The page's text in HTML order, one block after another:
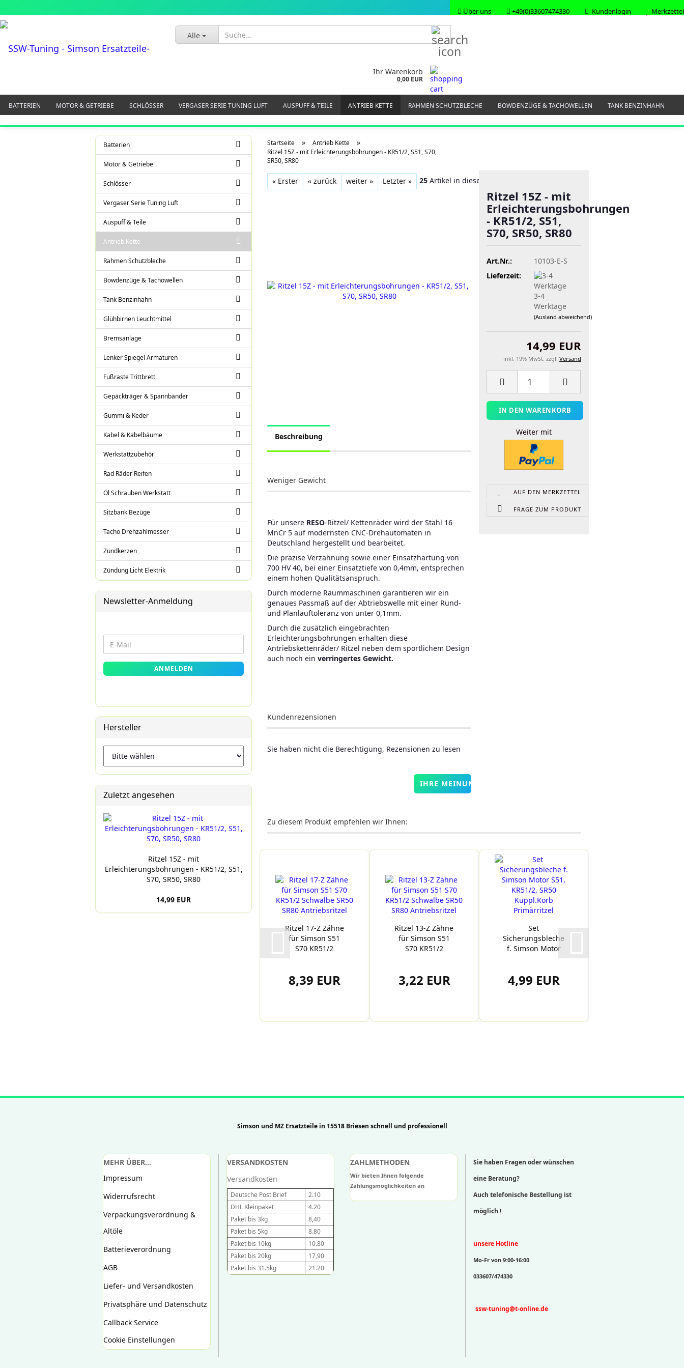
Über uns +49(0)33607474330 Kundenlogin Merkzettel
Alle
Ihr Warenkorb
0,00 EUR
BATTERIEN MOTOR & GETRIEBE SCHLÖSSER VERGASER SERIE TUNING LUFT AUSPUFF & TEILE ANTRIEB KETTE RAHMEN SCHUTZBLECHE BOWDENZÜGE & TACHOWELLEN TANK BENZINHAHN
GLÜHBIRNEN LEUCHTMITTEL BREMSANLAGE LENKER SPIEGEL ARMATUREN FUSSRASTE TRITTBRETT GEPÄCKTRÄGER & SPANNBÄNDER GUMMI & KEDER KABEL & KABELBÄUME WERKSTATTZUBEHÖR
ÖL SCHRAUBEN WERKSTATT TACHO DREHZAHLMESSER ZÜNDKERZEN
Startseite » Antrieb Kette »
Ritzel 15Z - mit Erleichterungsbohrungen - KR51/2, S51, S70,
SR50, SR80
« Erster « zurück weiter » Letzter » 25 Artikel in dieser Kategorie
Ritzel 15Z - mit
Erleichterungsbohrungen
- KR51/2, S51,
S70, SR50, SR80
Art.Nr.:
10103-E-S
Lieferzeit:
3-4
Werktage
(Ausland abweichend)
14,99 EUR
inkl. 19% MwSt. zzgl. Versand
Weiter mit
AUF DEN MERKZETTEL
FRAGE ZUM PRODUKT
Beschreibung
Weniger Gewicht
Für unsere RESO-Ritzel/ Kettenräder wird der Stahl 16
MnCr 5 auf modernsten CNC-Drehautomaten in
Deutschland hergestellt und bearbeitet.
Die präzise Verzahnung sowie einer Einsatzhärtung von
700 HV 40, bei einer Einsatztiefe von 0,4mm, entsprechen
einem hohen Qualitätsanspruch.
Durch moderne Räummaschinen garantieren wir ein
genaues Passmaß auf der Abtriebswelle mit einer Rund-
und Planlauftoleranz von unter 0,1mm.
Durch die zusätzlich eingebrachten
Erleichterungsbohrungen erhalten diese
Antriebskettenräder/ Ritzel neben dem sportlichem Design
auch noch einverringertes Gewicht.
Kundenrezensionen
Sie haben nicht die Berechtigung, Rezensionen zu lesen
IHRE MEINUNG
Zu diesem Produkt empfehlen wir Ihnen:
Ritzel 17-Z Zähne
für Simson S51
S70 KR51/2
8,39 EUR
Ritzel 13-Z Zähne
für Simson S51
S70 KR51/2
3,22 EUR
Set
Sicherungsbleche
f. Simson Motor
4,99 EUR
Batterien
Motor & Getriebe
Schlösser
Vergaser Serie Tuning Luft
Auspuff & Teile
Antrieb Kette
Rahmen Schutzbleche
Bowdenzüge & Tachowellen
Tank Benzinhahn
Glühbirnen Leuchtmittel
Bremsanlage
Lenker Spiegel Armaturen
Fußraste Trittbrett
Gepäckträger & Spannbänder
Gummi & Keder
Kabel & Kabelbäume
Werkstattzubehör
Rad Räder Reifen
Öl Schrauben Werkstatt
Sitzbank Bezüge
Tacho Drehzahlmesser
Zündkerzen
Zündung Licht Elektrik
Newsletter-Anmeldung
ZUR
NEWSLETTER-
E-
Mail
ANMELDEN
Hersteller
Zuletzt angesehen
Ritzel 15Z - mit
Erleichterungsbohrungen - KR51/2, S51,
S70, SR50, SR80
14,99 EUR
Simson und MZ Ersatzteile in 15518 Briesen schnell und professionell
MEHR ÜBER...
Impressum
Widerrufsrecht
Verpackungsverordnung &
Altöle
Batterieverordnung
AGB
Liefer- und Versandkosten
Privatsphäre und Datenschutz
Callback Service
Cookie Einstellungen
VERSANDKOSTEN
Versandkosten
Deutsche Post Brief
2.10
DHL Kleinpaket
4.20
Paket bis 3kg
8,40
Paket bis 5kg
8.80
Paket bis 10kg
10.80
Paket bis 20kg
17,90
Paket bis 31.5kg
21.20
ZAHLMETHODEN
Wir bieten Ihnen folgende
Zahlungsmöglichkeiten an
Sie haben Fragen oder wünschen
eine Beratung?
Auch telefonische Bestellung ist
möglich !
unsere Hotline
Mo-Fr von 9:00-16:00
033607/474330
ssw-tuning@t-online.de